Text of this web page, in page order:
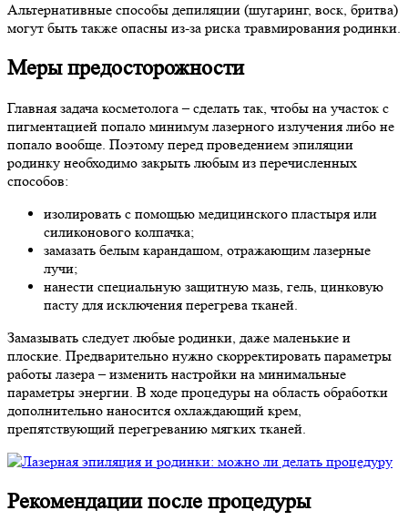
Альтернативные способы депиляции (шугаринг, воск, бритва)
могут быть также опасны из-за риска травмирования родинки.
Меры предосторожности
Главная задача косметолога – сделать так, чтобы на участок с
пигментацией попало минимум лазерного излучения либо не
попало вообще. Поэтому перед проведением эпиляции
родинку необходимо закрыть любым из перечисленных
способов:
изолировать с помощью медицинского пластыря или
силиконового колпачка;
замазать белым карандашом, отражающим лазерные
лучи;
нанести специальную защитную мазь, гель, цинковую
пасту для исключения перегрева тканей.
Замазывать следует любые родинки, даже маленькие и
плоские. Предварительно нужно скорректировать параметры
работы лазера – изменить настройки на минимальные
параметры энергии. В ходе процедуры на область обработки
дополнительно наносится охлаждающий крем,
препятствующий перегреванию мягких тканей.
Рекомендации после процедуры